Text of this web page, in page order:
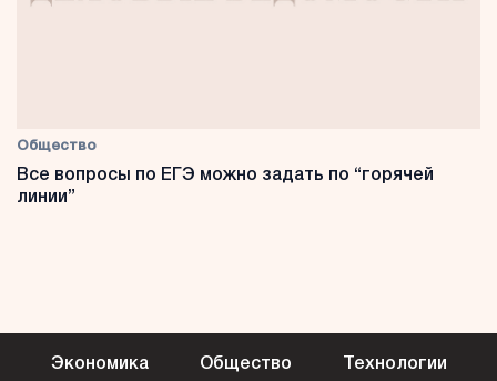
Общество
Все вопросы по ЕГЭ можно задать по “горячей
линии”
Экономика Общество Технологии